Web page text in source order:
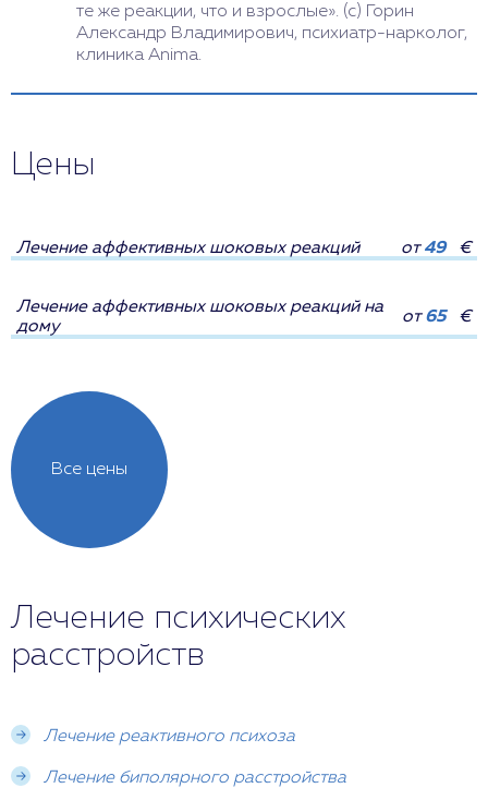
те же реакции, что и взрослые». (с) Горин
Александр Владимирович, психиатр-нарколог,
клиника Anima.
Цены
Все цены
Лечение аффективных шоковых реакций от49 €
Лечение аффективных шоковых реакций на
дому
от65 €
Лечение психических
расстройств
Лечение реактивного психоза
Лечение биполярного расстройства